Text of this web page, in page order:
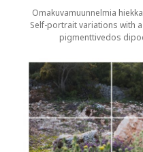
Omakuvamuunnelmia
Self-portrait variations with
pigmenttivedos